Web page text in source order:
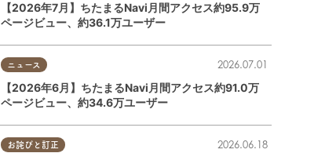
【2026年7月】ちたまるNavi月間アクセス約95.9万
ページビュー、約36.1万ユーザー
ニュース 2026.07.01
【2026年6月】ちたまるNavi月間アクセス約91.0万
ページビュー、約34.6万ユーザー
お詫びと訂正 2026.06.18